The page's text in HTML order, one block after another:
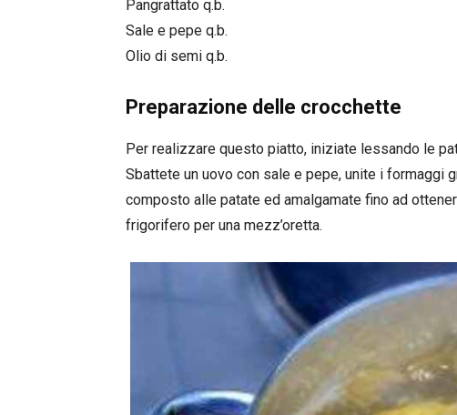
Pangrattato q.b.
Sale e pepe q.b.
Olio di semi q.b.
Preparazione delle crocchette
Per realizzare questo piatto, iniziate lessando le
Sbattete un uovo con sale e pepe, unite i formaggi
composto alle patate ed amalgamate fino ad
frigorifero per una mezz’oretta.